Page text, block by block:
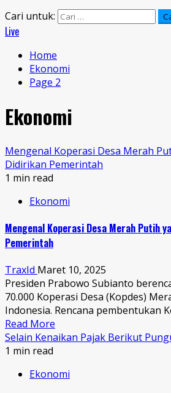
Cari untuk:
Live
Home
Ekonomi
Page 2
Ekonomi
Mengenal Koperasi Desa Merah
Didirikan Pemerintah
1 min read
Ekonomi
Mengenal Koperasi Desa Merah Putih
Pemerintah
TraxId Maret 10, 2025
Presiden Prabowo Subianto
70.000 Koperasi Desa (Kopdes)
Indonesia. Rencana pembentukan
Read More
Selain Kenaikan Pajak Berikut
1 min read
Ekonomi